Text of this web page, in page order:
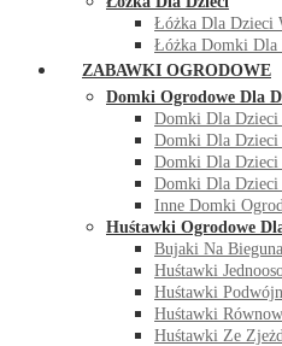
Łóżka Dla Dzieci
Łóżka Domki Dla
ZABAWKI OGRODOWE
Domki Ogrodowe Dla
Domki Dla Dzieci
Domki Dla Dzieci
Domki Dla Dzieci
Domki Dla Dzieci
Inne Domki
Huśtawki Ogrodowe
Bujaki Na
Huśtawki
Huśtawki
Huśtawki
Huśtawki Ze